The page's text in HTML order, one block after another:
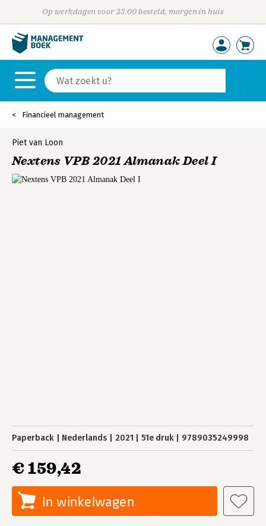
Op werkdagen voor 23:00 besteld, morgen in huis
Financieel management
Piet van Loon
Nextens VPB 2021 Almanak Deel I
Paperback Nederlands 2021 51e druk 9789035249998
€ 159,42
In winkelwagen